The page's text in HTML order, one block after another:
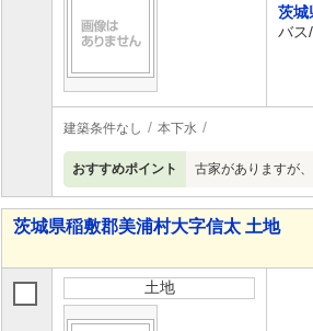
茨城
バス
建築条件なし 本下水
おすすめポイント 古家がありますが
茨城県稲敷郡美浦村大字信太 土地
土地